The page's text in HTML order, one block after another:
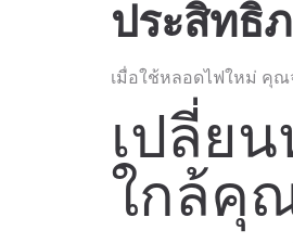
ประสิทธิ
เมื่อใช้หลอดไฟใหม่ คุณ
เปลี่ย
ใกล้คุ